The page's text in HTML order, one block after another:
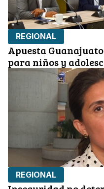
REGIONAL
Apuesta
para niños y
REGIONAL